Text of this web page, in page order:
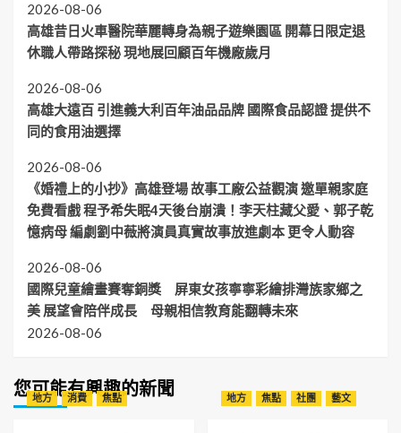
2026-08-06
高雄昔日火車醫院華麗轉身為親子遊樂園區 開幕日限定退
休職人帶路探秘 現地展回顧百年機廠歲月
2026-08-06
高雄大遠百 引進義大利百年油品品牌 國際食品認證 提供不
同的食用油選擇
2026-08-06
《婚禮上的小抄》高雄登場 故事工廠公益觀演 邀單親家庭
免費看戲 程予希失眠4天後台崩潰！李天柱藏父愛、郭子乾
憶病母 編劇劉中薇將演員真實故事放進劇本 更令人動容
2026-08-06
國際兒童繪畫賽奪銅獎 屏東女孩寧寧彩繪排灣族家鄉之
美 展望會陪伴成長 母親相信教育能翻轉未來
2026-08-06
您可能有興趣的新聞
地方 消費 焦點 地方 焦點 社團 藝文